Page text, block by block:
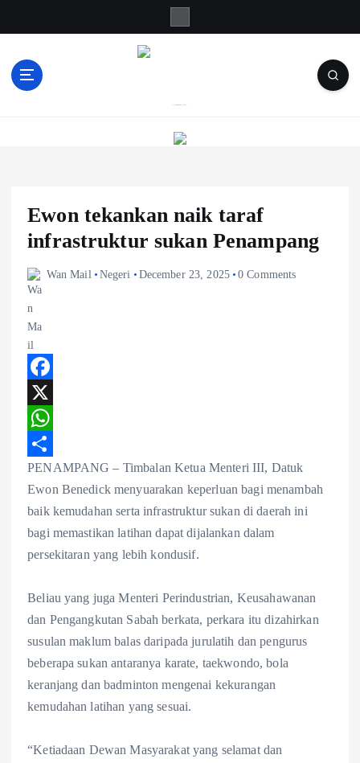
Ewon tekankan naik taraf
infrastruktur sukan Penampang
Wan Mail Negeri December 23, 2025 0 Comments
F
a
c
e
b
X
W
h
a
p
p
S
h
PENAMPANG – Timbalan Ketua Menteri III, Datuk
Ewon Benedick menyuarakan keperluan bagi menambah
baik kemudahan serta infrastruktur sukan di daerah ini
bagi memastikan latihan dapat dijalankan dalam
persekitaran yang lebih kondusif.
Beliau yang juga Menteri Perindustrian, Keusahawanan
dan Pengangkutan Sabah berkata, perkara itu dizahirkan
susulan maklum balas daripada jurulatih dan pengurus
beberapa sukan antaranya karate, taekwondo, bola
keranjang dan badminton mengenai kekurangan
kemudahan latihan yang sesuai.
“Ketiadaan Dewan Masyarakat yang selamat dan